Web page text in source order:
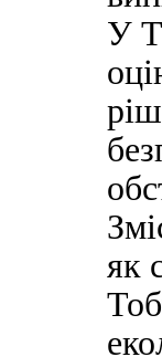
У
як